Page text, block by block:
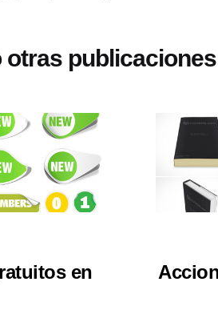
otras publicaciones
en